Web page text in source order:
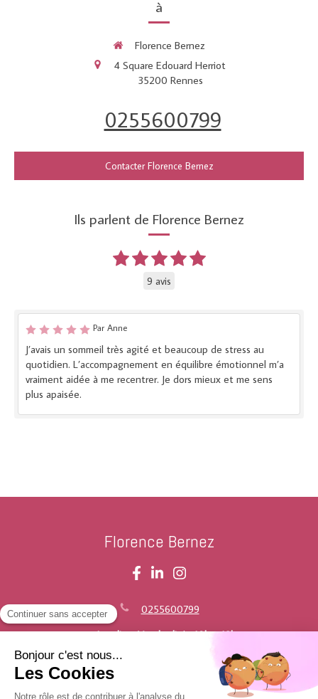
à
Florence Bernez
4 Square Edouard Herriot
35200 Rennes
0255600799
Contacter Florence Bernez
Ils parlent de Florence Bernez
9 avis
Par Anne
J’avais un sommeil très agité et beaucoup de stress au
quotidien. L’accompagnement en équilibre émotionnel m’a
vraiment aidée à me recentrer. Je dors mieux et me sens
plus apaisée.
Florence Bernez
0255600799
DuLundiauVendredide10hà18h
Mentions légales